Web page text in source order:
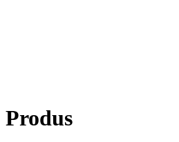
Produs